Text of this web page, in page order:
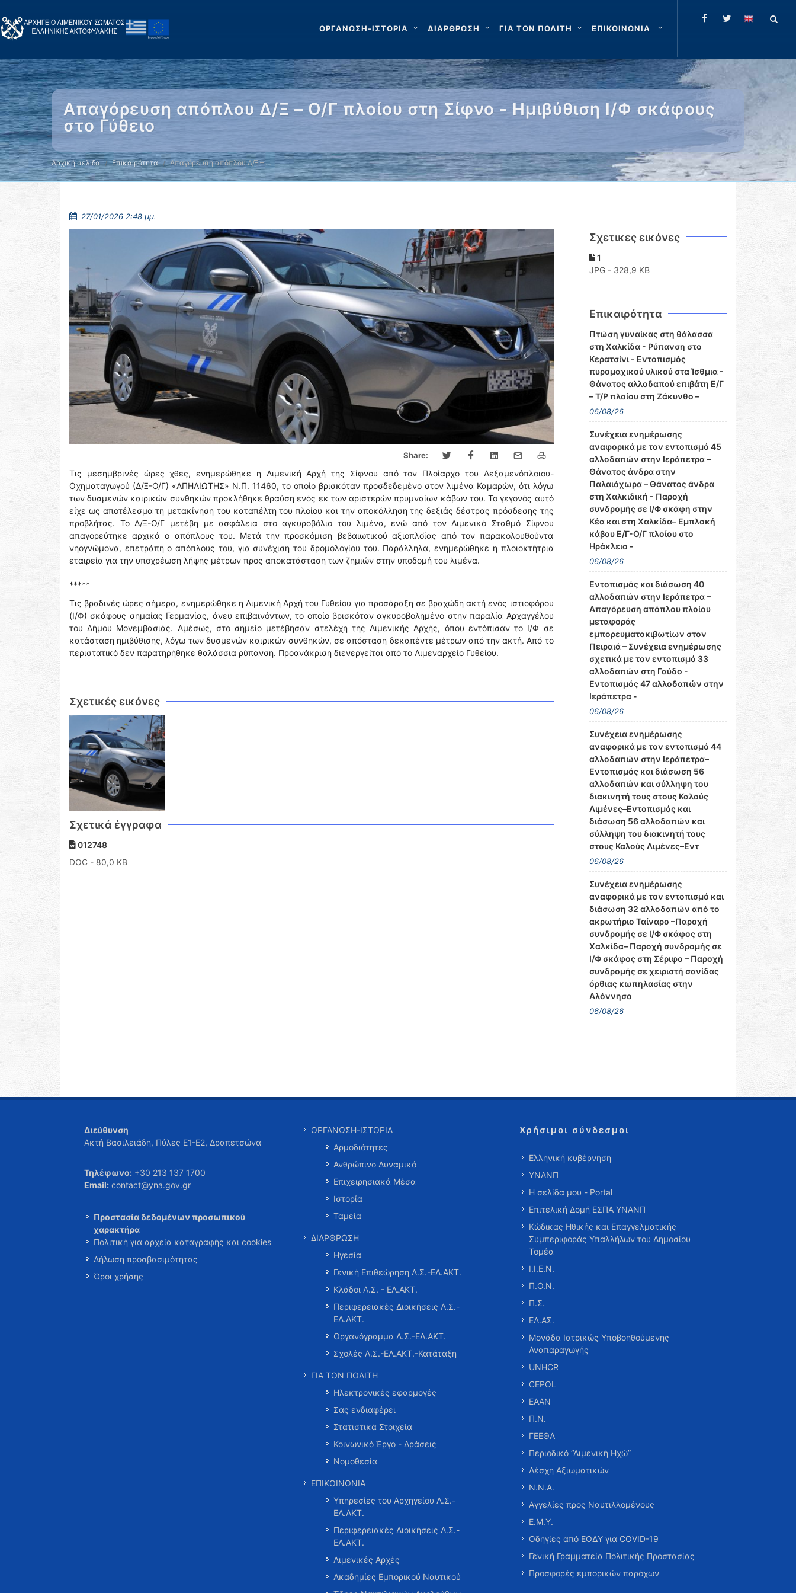
ΟΡΓΑΝΩΣΗ-ΙΣΤΟΡΙΑ ΔΙΑΡΘΡΩΣΗ ΓΙΑ ΤΟΝ ΠΟΛΙΤΗ ΕΠΙΚΟΙΝΩΝΙΑ
Απαγόρευση απόπλου Δ/Ξ – Ο/Γ πλοίου στη Σίφνο - Ημιβύθιση Ι/Φ σκάφους
στο Γύθειο
Αρχική σελίδα Επικαιρότητα Απαγόρευση απόπλου Δ/Ξ – …
27/01/2026 2:48 μμ.
Share:
Τις μεσημβρινές ώρες χθες, ενημερώθηκε η Λιμενική Αρχή της Σίφνου από τον Πλοίαρχο του Δεξαμενόπλοιου-
Οχηματαγωγού (Δ/Ξ-Ο/Γ) «ΑΠΗΛΙΩΤΗΣ» Ν.Π. 11460, το οποίο βρισκόταν προσδεδεμένο στον λιμένα Καμαρών, ότι λόγω
των δυσμενών καιρικών συνθηκών προκλήθηκε θραύση ενός εκ των αριστερών πρυμναίων κάβων του. Το γεγονός αυτό
είχε ως αποτέλεσμα τη μετακίνηση του καταπέλτη του πλοίου και την αποκόλληση της δεξιάς δέστρας πρόσδεσης της
προβλήτας. Το Δ/Ξ-Ο/Γ μετέβη με ασφάλεια στο αγκυροβόλιο του λιμένα, ενώ από τον Λιμενικό Σταθμό Σίφνου
απαγορεύτηκε αρχικά ο απόπλους του. Μετά την προσκόμιση βεβαιωτικού αξιοπλοΐας από τον παρακολουθούντα
νηογνώμονα, επετράπη ο απόπλους του, για συνέχιση του δρομολογίου του. Παράλληλα, ενημερώθηκε η πλοιοκτήτρια
εταιρεία για την υποχρέωση λήψης μέτρων προς αποκατάσταση των ζημιών στην υποδομή του λιμένα.
*****
Τις βραδινές ώρες σήμερα, ενημερώθηκε η Λιμενική Αρχή του Γυθείου για προσάραξη σε βραχώδη ακτή ενός ιστιοφόρου
(Ι/Φ) σκάφους σημαίας Γερμανίας, άνευ επιβαινόντων, το οποίο βρισκόταν αγκυροβολημένο στην παραλία Αρχαγγέλου
του Δήμου Μονεμβασιάς. Αμέσως, στο σημείο μετέβησαν στελέχη της Λιμενικής Αρχής, όπου εντόπισαν το Ι/Φ σε
κατάσταση ημιβύθισης, λόγω των δυσμενών καιρικών συνθηκών, σε απόσταση δεκαπέντε μέτρων από την ακτή. Από το
περιστατικό δεν παρατηρήθηκε θαλάσσια ρύπανση. Προανάκριση διενεργείται από το Λιμεναρχείο Γυθείου.
Σχετικές εικόνες
Σχετικά έγγραφα
012748
DOC - 80,0 KB
Σχετικες εικόνες
1
JPG - 328,9 KB
Επικαιρότητα
Πτώση γυναίκας στη θάλασσα
στη Χαλκίδα - Ρύπανση στο
Κερατσίνι - Εντοπισμός
πυρομαχικού υλικού στα Ίσθμια -
Θάνατος αλλοδαπού επιβάτη Ε/Γ
– Τ/Ρ πλοίου στη Ζάκυνθο –
06/08/26
Συνέχεια ενημέρωσης
αναφορικά με τον εντοπισμό 45
αλλοδαπών στην Ιεράπετρα –
Θάνατος άνδρα στην
Παλαιόχωρα – Θάνατος άνδρα
στη Χαλκιδική - Παροχή
συνδρομής σε Ι/Φ σκάφη στην
Κέα και στη Χαλκίδα– Εμπλοκή
κάβου Ε/Γ-Ο/Γ πλοίου στο
Ηράκλειο -
06/08/26
Εντοπισμός και διάσωση 40
αλλοδαπών στην Ιεράπετρα –
Απαγόρευση απόπλου πλοίου
μεταφοράς
εμπορευματοκιβωτίων στον
Πειραιά – Συνέχεια ενημέρωσης
σχετικά με τον εντοπισμό 33
αλλοδαπών στη Γαύδο -
Εντοπισμός 47 αλλοδαπών στην
Ιεράπετρα -
06/08/26
Συνέχεια ενημέρωσης
αναφορικά με τον εντοπισμό 44
αλλοδαπών στην Ιεράπετρα–
Εντοπισμός και διάσωση 56
αλλοδαπών και σύλληψη του
διακινητή τους στους Καλούς
Λιμένες–Εντοπισμός και
διάσωση 56 αλλοδαπών και
σύλληψη του διακινητή τους
στους Καλούς Λιμένες–Εντ
06/08/26
Συνέχεια ενημέρωσης
αναφορικά με τον εντοπισμό και
διάσωση 32 αλλοδαπών από το
ακρωτήριο Ταίναρο –Παροχή
συνδρομής σε Ι/Φ σκάφος στη
Χαλκίδα– Παροχή συνδρομής σε
Ι/Φ σκάφος στη Σέριφο – Παροχή
συνδρομής σε χειριστή σανίδας
όρθιας κωπηλασίας στην
Αλόννησο
06/08/26
Διεύθυνση
Ακτή Βασιλειάδη, Πύλες Ε1-Ε2, Δραπετσώνα
Τηλέφωνο: +30 213 137 1700
Email: contact@yna.gov.gr
Προστασία δεδομένων προσωπικού
χαρακτήρα
Πολιτική για αρχεία καταγραφής και cookies
Δήλωση προσβασιμότητας
Όροι χρήσης
ΟΡΓΑΝΩΣΗ-ΙΣΤΟΡΙΑ
Αρμοδιότητες
Ανθρώπινο Δυναμικό
Επιχειρησιακά Μέσα
Ιστορία
Ταμεία
ΔΙΑΡΘΡΩΣΗ
Ηγεσία
Γενική Επιθεώρηση Λ.Σ.-ΕΛ.ΑΚΤ.
Κλάδοι Λ.Σ. - ΕΛ.ΑΚΤ.
Περιφερειακές Διοικήσεις Λ.Σ.-
ΕΛ.ΑΚΤ.
Οργανόγραμμα Λ.Σ.-ΕΛ.ΑΚΤ.
Σχολές Λ.Σ.-ΕΛ.ΑΚΤ.-Κατάταξη
ΓΙΑ ΤΟΝ ΠΟΛΙΤΗ
Ηλεκτρονικές εφαρμογές
Σας ενδιαφέρει
Στατιστικά Στοιχεία
Κοινωνικό Έργο - Δράσεις
Νομοθεσία
ΕΠΙΚΟΙΝΩΝΙΑ
Υπηρεσίες του Αρχηγείου Λ.Σ.-
ΕΛ.ΑΚΤ.
Περιφερειακές Διοικήσεις Λ.Σ.-
ΕΛ.ΑΚΤ.
Λιμενικές Αρχές
Ακαδημίες Εμπορικού Ναυτικού
Χρήσιμοι σύνδεσμοι
Ελληνική κυβέρνηση
ΥΝΑΝΠ
Η σελίδα μου - Portal
Επιτελική Δομή ΕΣΠΑ ΥΝΑΝΠ
Κώδικας Ηθικής και Επαγγελματικής
Συμπεριφοράς Υπαλλήλων του Δημοσίου
Τομέα
Ι.Ι.Ε.Ν.
Π.Ο.Ν.
Π.Σ.
ΕΛ.ΑΣ.
Μονάδα Ιατρικώς Υποβοηθούμενης
Αναπαραγωγής
UNHCR
CEPOL
ΕΑΑΝ
Π.Ν.
ΓΕΕΘΑ
Περιοδικό “Λιμενική Ηχώ”
Λέσχη Αξιωματικών
Ν.Ν.Α.
Αγγελίες προς Ναυτιλλομένους
Ε.Μ.Υ.
Οδηγίες από ΕΟΔΥ για COVID-19
Γενική Γραμματεία Πολιτικής Προστασίας
Προσφορές εμπορικών παρόχων